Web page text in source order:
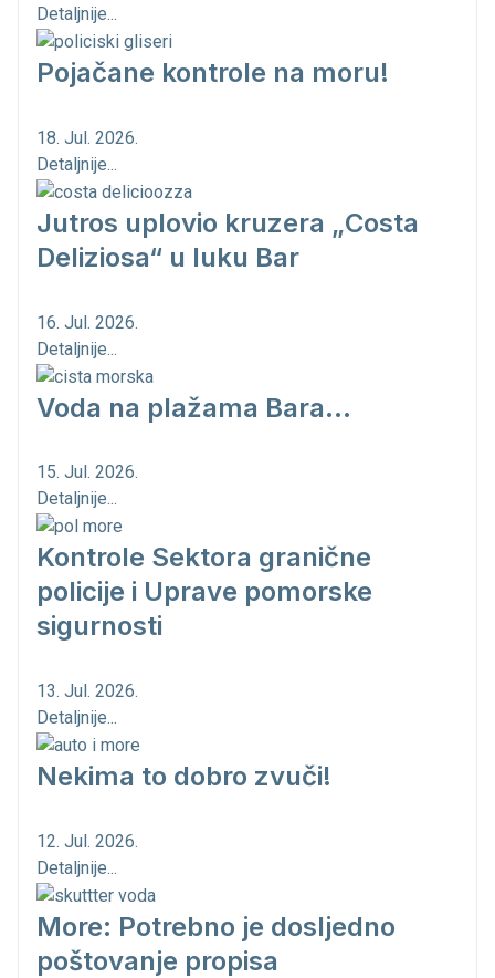
Detaljnije...
Pojačane kontrole na moru!
18. Jul. 2026.
Detaljnije...
Jutros uplovio kruzera „Costa
Deliziosa“ u luku Bar
16. Jul. 2026.
Detaljnije...
Voda na plažama Bara...
15. Jul. 2026.
Detaljnije...
Kontrole Sektora granične
policije i Uprave pomorske
sigurnosti
13. Jul. 2026.
Detaljnije...
Nekima to dobro zvuči!
12. Jul. 2026.
Detaljnije...
More: Potrebno je dosljedno
poštovanje propisa